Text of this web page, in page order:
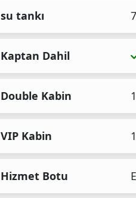
su tankı
Kaptan Dahil
Double Kabin 1
VIP Kabin 1
Hizmet Botu